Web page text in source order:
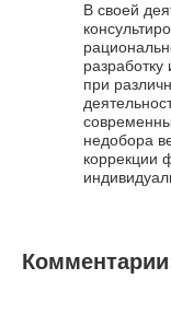
В своей
при
недобора
коррекции